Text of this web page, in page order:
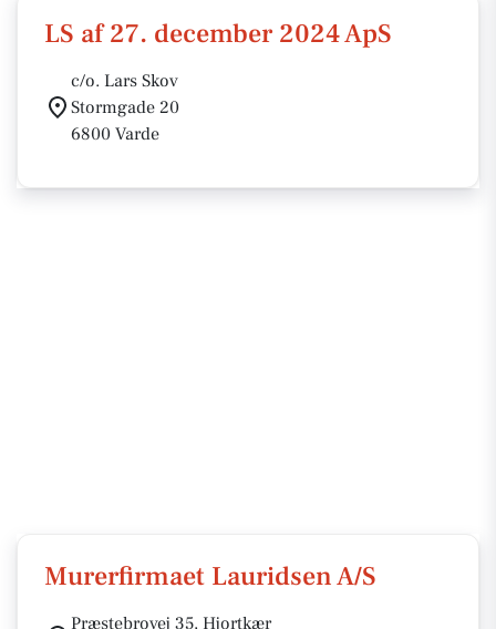
LS af 27. december 2024 ApS
c/o. Lars Skov
Stormgade 20
6800 Varde
Murerfirmaet Lauridsen A/S
Præstebrovej 35, Hjortkær